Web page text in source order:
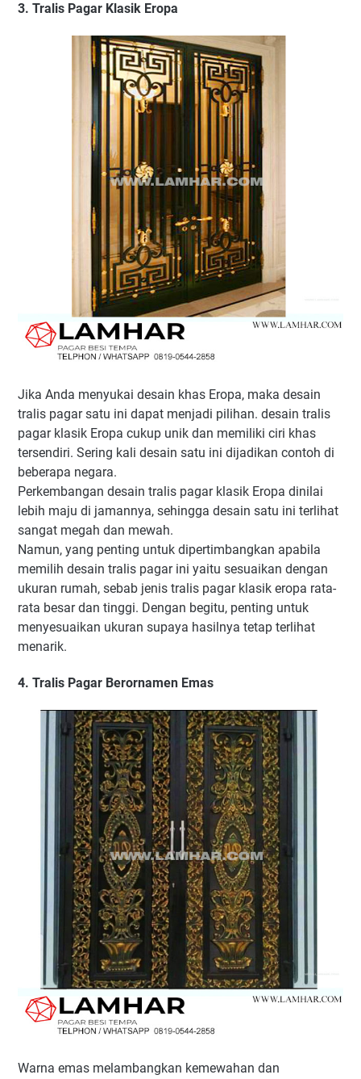
3. Tralis Pagar Klasik Eropa
Jika Anda menyukai desain khas Eropa, maka desain
tralis pagar satu ini dapat menjadi pilihan. desain tralis
pagar klasik Eropa cukup unik dan memiliki ciri khas
tersendiri. Sering kali desain satu ini dijadikan contoh di
beberapa negara.
Perkembangan desain tralis pagar klasik Eropa dinilai
lebih maju di jamannya, sehingga desain satu ini terlihat
sangat megah dan mewah.
Namun, yang penting untuk dipertimbangkan apabila
memilih desain tralis pagar ini yaitu sesuaikan dengan
ukuran rumah, sebab jenis tralis pagar klasik eropa rata-
rata besar dan tinggi. Dengan begitu, penting untuk
menyesuaikan ukuran supaya hasilnya tetap terlihat
menarik.
4. Tralis Pagar Berornamen Emas
Warna emas melambangkan kemewahan dan